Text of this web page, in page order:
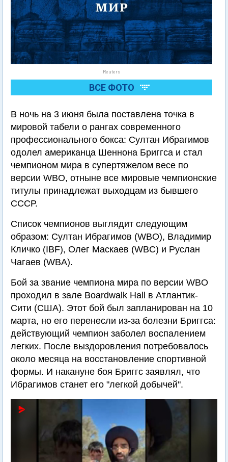
Reuters
ВСЕ ФОТО
В ночь на 3 июня была поставлена точка в
мировой табели о рангах современного
профессионального бокса: Султан Ибрагимов
одолел американца Шеннона Бриггса и стал
чемпионом мира в супертяжелом весе по
версии WBO, отныне все мировые чемпионские
титулы принадлежат выходцам из бывшего
СССР.
Список чемпионов выглядит следующим
образом: Султан Ибрагимов (WBO), Владимир
Кличко (IBF), Олег Маскаев (WBC) и Руслан
Чагаев (WBA).
Бой за звание чемпиона мира по версии WBO
проходил в зале Boardwalk Hall в Атлантик-
Сити (США). Этот бой был запланирован на 10
марта, но его перенесли из-за болезни Бриггса:
действующий чемпион заболел воспалением
легких. После выздоровления потребовалось
около месяца на восстановление спортивной
формы. И накануне боя Бриггс заявлял, что
Ибрагимов станет его "легкой добычей".